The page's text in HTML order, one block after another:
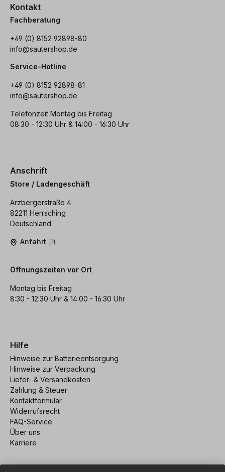
Kontakt
Fachberatung
+49 (0) 8152 92898-80
info@sautershop.de
Service-Hotline
+49 (0) 8152 92898-81
info@sautershop.de
Telefonzeit Montag bis Freitag
08:30 - 12:30 Uhr & 14:00 - 16:30 Uhr
Anschrift
Store / Ladengeschäft
Arzbergerstraße 4
82211 Herrsching
Deutschland
Anfahrt
Öffnungszeiten vor Ort
Montag bis Freitag
8:30 - 12:30 Uhr & 14:00 - 16:30 Uhr
Hilfe
Hinweise zur Batterieentsorgung
Hinweise zur Verpackung
Liefer- & Versandkosten
Zahlung & Steuer
Kontaktformular
Widerrufsrecht
FAQ-Service
Über uns
Karriere